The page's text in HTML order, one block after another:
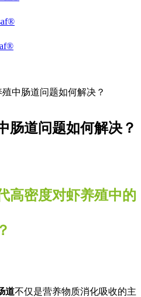
殖中肠道问题如何解决？
肠道问题如何解决？
高密度对虾养殖中的
道不仅是营养物质消化吸收的主